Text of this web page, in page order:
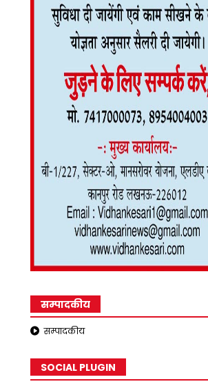
सम्पादकीय
सम्पादकीय
SOCIAL PLUGIN